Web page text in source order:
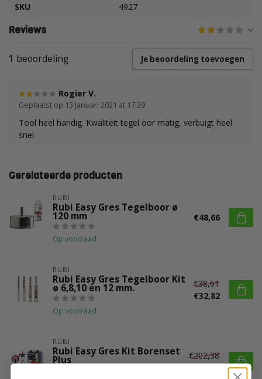
SKU 4927
Reviews
1 beoordeling Je beoordeling toevoegen
Rogier V.
Geplaatst op 13 Januari 2021 at 17:29
Tool heel handig. Kwaliteit tegel oor matig, verbuigt heel
snel.
Gerelateerde producten
RUBI
Rubi Easy Gres Tegelboor ø
120 mm
Op voorraad
€48,66
RUBI
Rubi Easy Gres Tegelboor Kit
ø 6,8,10 en 12 mm.
Op voorraad
€38,61
€32,82
RUBI
Rubi Easy Gres Kit Borenset
Plus
€202,38
€161,91